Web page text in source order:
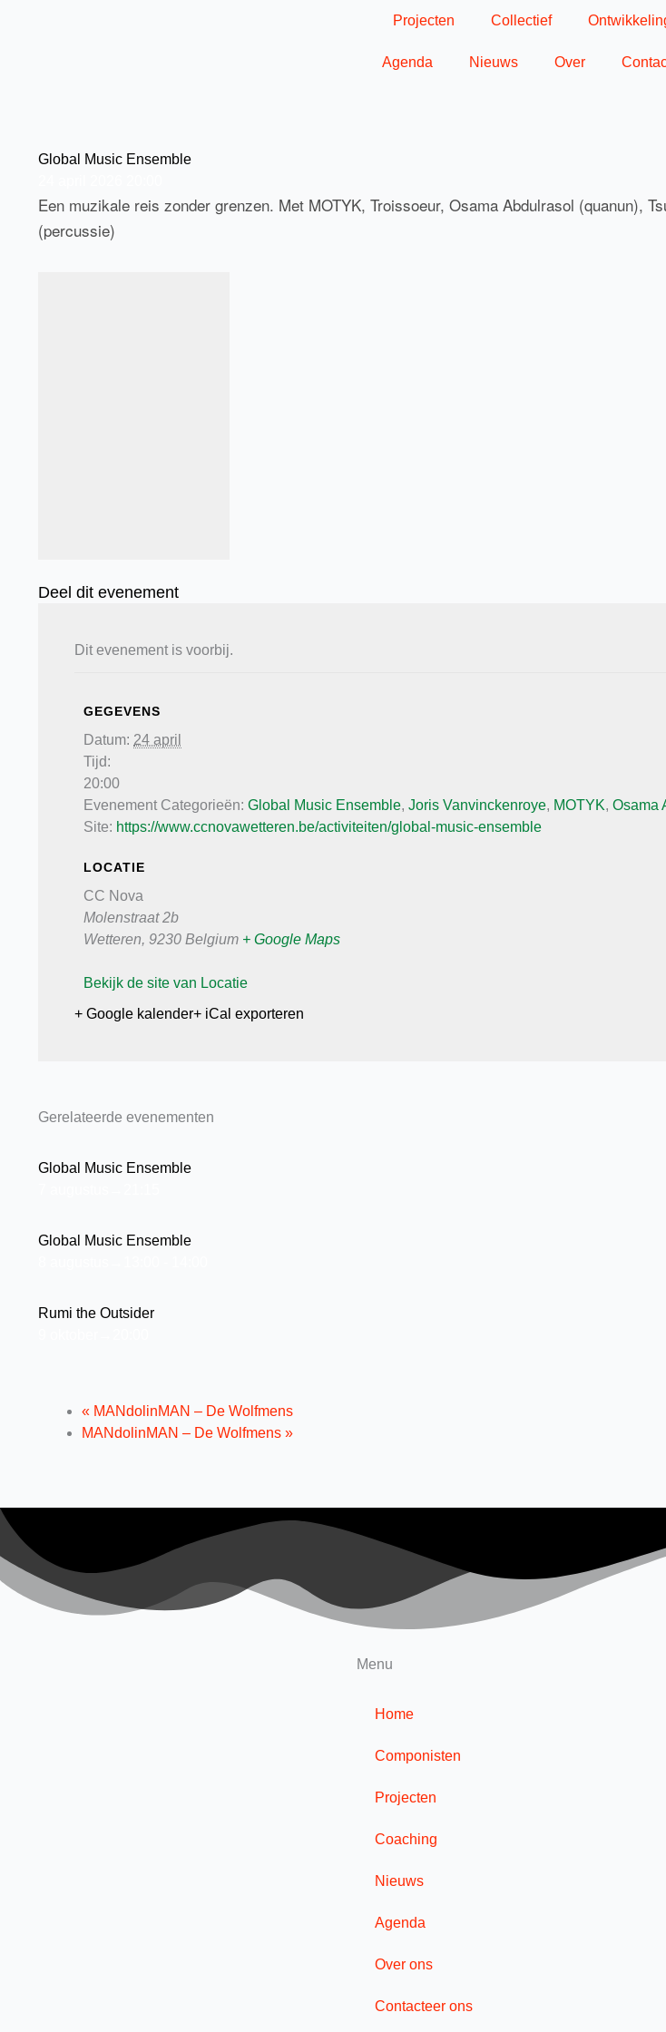
Projecten Collectief
Agenda Nieuws Over
Global Music Ensemble
Een muzikale reis zonder grenzen. Met MOTYK, Troissoeur, Osama Abdulrasol (quanun),
(percussie)
Deel dit evenement
Dit evenement is voorbij.
GEGEVENS
Datum: 24 april
Tijd:
20:00
Evenement Categorieën: Global Music Ensemble, Joris Vanvinckenroye, MOTYK, Osama
Site: https://www.ccnovawetteren.be/activiteiten/global-music-ensemble
LOCATIE
CC Nova
Molenstraat 2b
Wetteren, 9230 Belgium + Google Maps
Bekijk de site van Locatie
+ Google kalender+ iCal exporteren
Gerelateerde evenementen
Global Music Ensemble
Global Music Ensemble
Rumi the Outsider
« MANdolinMAN – De Wolfmens
MANdolinMAN – De Wolfmens »
Menu
Home
Componisten
Projecten
Coaching
Nieuws
Agenda
Over ons
Contacteer ons